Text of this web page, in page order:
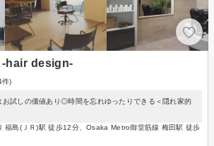
hair design-
件)
お試しの価値あり◎時間を忘れゆったりできる＜隠れ家的
福島(ＪＲ)駅 徒歩12分、Osaka Metro御堂筋線 梅田駅 徒歩